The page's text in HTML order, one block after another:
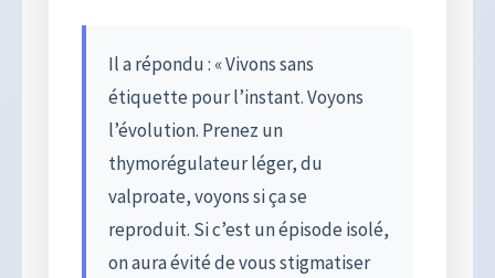
Il a répondu : « Vivons sans
étiquette pour l’instant. Voyons
l’évolution. Prenez un
thymorégulateur léger, du
valproate, voyons si ça se
reproduit. Si c’est un épisode isolé,
on aura évité de vous stigmatiser